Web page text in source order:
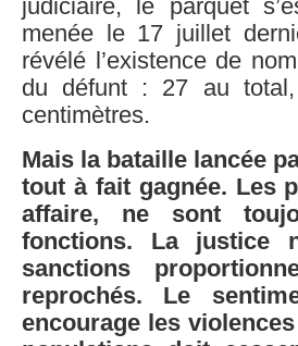
judiciaire, le parquet
menée le 17 juillet
révélé l’existence de
du défunt : 27 au
centimètres.
Mais la bataille lancée
tout à fait gagnée. Les
affaire, ne sont
fonctions. La justice
sanctions
reprochés. Le
encourage les